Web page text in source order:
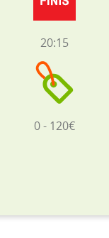
20:15
0 - 120€